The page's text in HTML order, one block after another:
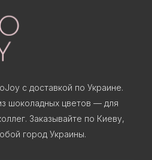
с доставкой по Украине.
шоколадных цветов — для
Заказывайте по Киеву,
город Украины.